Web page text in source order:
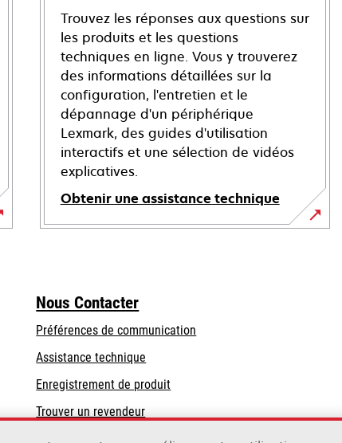
Trouvez les réponses aux questions sur
les produits et les questions
techniques en ligne. Vous y trouverez
des informations détaillées sur la
configuration, l'entretien et le
dépannage d'un périphérique
Lexmark, des guides d'utilisation
interactifs et une sélection de vidéos
explicatives.
Obtenir une assistance technique
s’ouvre
onglet
Nous Contacter
Préférences de communication
s’ouvre
dans
un
nouvel
Assistance technique
dans
un
nouvel
Enregistrement de produit
Trouver un revendeur